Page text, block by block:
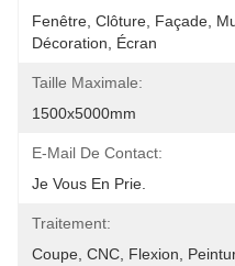
Fenêtre, Clôture, Façade,
Décoration, Écran
Taille Maximale:
1500x5000mm
E-Mail De Contact:
Je Vous En Prie.
Traitement:
Coupe, CNC, Flexion,